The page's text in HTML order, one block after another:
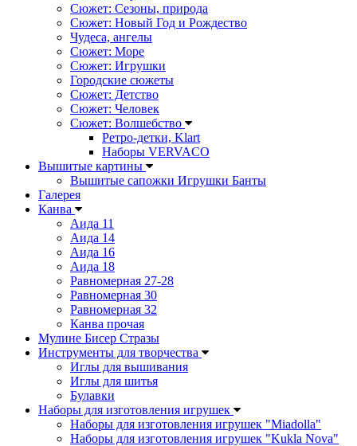
Сюжет: Сезоны, природа
Сюжет: Новый Год и Рождество
Чудеса, ангелы
Сюжет: Море
Сюжет: Игрушки
Городские сюжеты
Сюжет: Детство
Сюжет: Человек
Сюжет: Волшебство
Ретро-детки, Klart
Наборы VERVACO
Вышитые картины
Вышитые сапожки Игрушки Банты
Галерея
Канва
Аида 11
Аида 14
Аида 16
Аида 18
Равномерная 27-28
Равномерная 30
Равномерная 32
Канва прочая
Мулине Бисер Стразы
Инструменты для творчества
Иглы для вышивания
Иглы для шитья
Булавки
Наборы для изготовления игрушек
Наборы для изготовления игрушек "Miadolla"
Наборы для изготовления игрушек "Kukla Nova"